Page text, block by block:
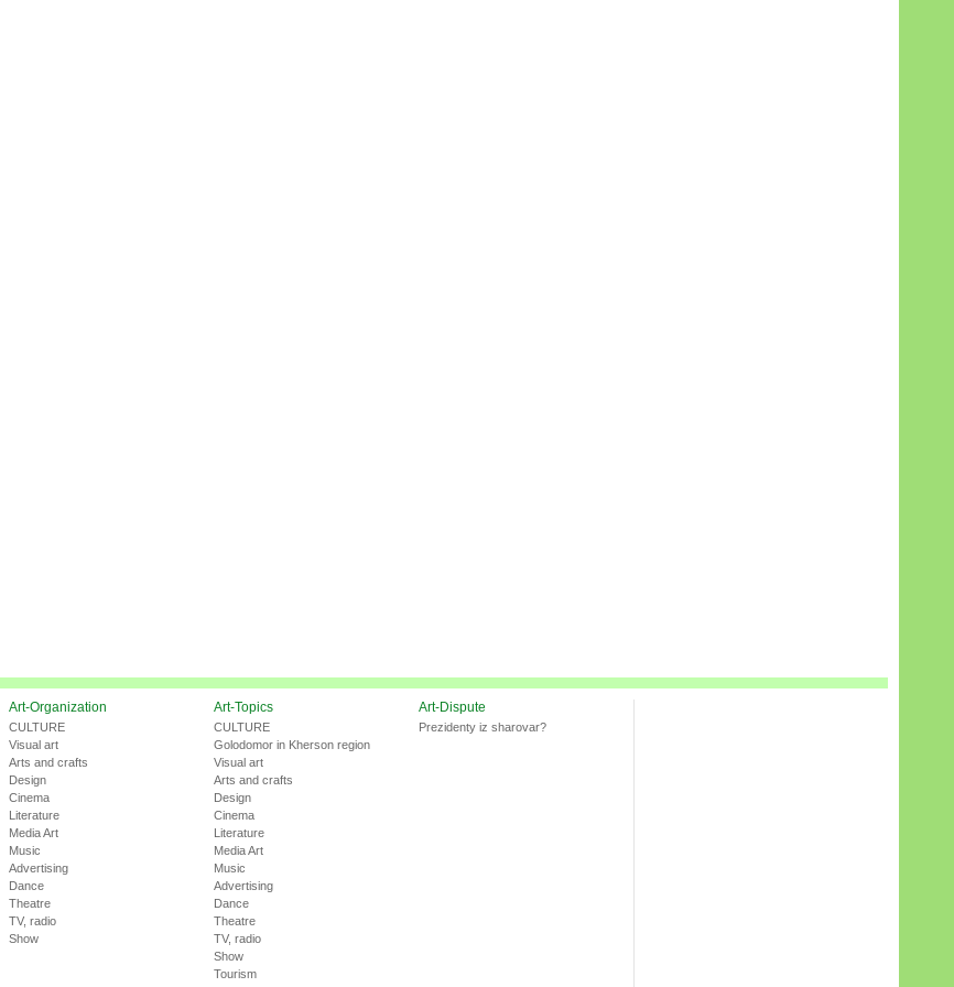
Art-Organization
CULTURE
Visual art
Arts and crafts
Design
Cinema
Literature
Media Art
Music
Advertising
Dance
Theatre
TV, radio
Show
Art-Topics
CULTURE
Golodomor in Kherson region
Visual art
Arts and crafts
Design
Cinema
Literature
Media Art
Music
Advertising
Dance
Theatre
TV, radio
Show
Tourism
Art-Dispute
Prezidenty iz sharovar?